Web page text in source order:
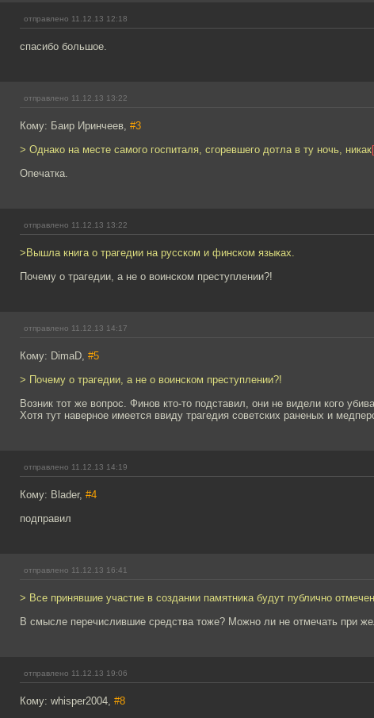
отправлено 11.12.13 12:18
спасибо большое.
отправлено 11.12.13 13:22
Кому: Баир Иринчеев, #3
> Однако на месте самого госпиталя, сгоревшего дотла в ту ночь, никак
Опечатка.
отправлено 11.12.13 13:22
>Вышла книга о трагедии на русском и финском языках.
Почему о трагедии, а не о воинском преступлении?!
отправлено 11.12.13 14:17
Кому: DimaD, #5
> Почему о трагедии, а не о воинском преступлении?!
Возник тот же вопрос. Финов кто-то подставил, они не видели кого
Хотя тут наверное имеется ввиду трагедия советских раненых и
отправлено 11.12.13 14:19
Кому: Blader, #4
подправил
отправлено 11.12.13 16:41
> Все принявшие участие в создании памятника будут публично
В смысле перечислившие средства тоже? Можно ли не отмечать при
отправлено 11.12.13 19:06
Кому: whisper2004, #8